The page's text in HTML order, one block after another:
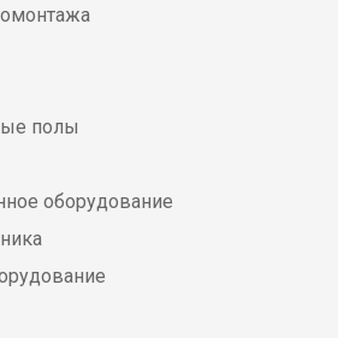
полы
оборудование